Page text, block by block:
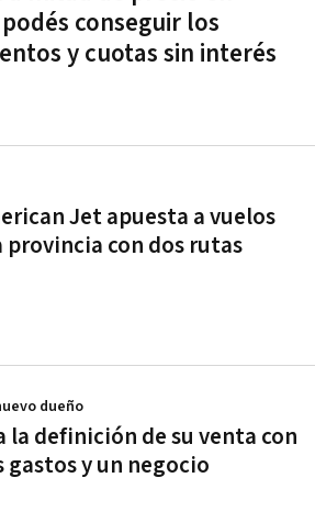
conseguir los
y cuotas sin interés
Jet apuesta a vuelos
con dos rutas
la definición de su venta con
gastos y un negocio
dueño